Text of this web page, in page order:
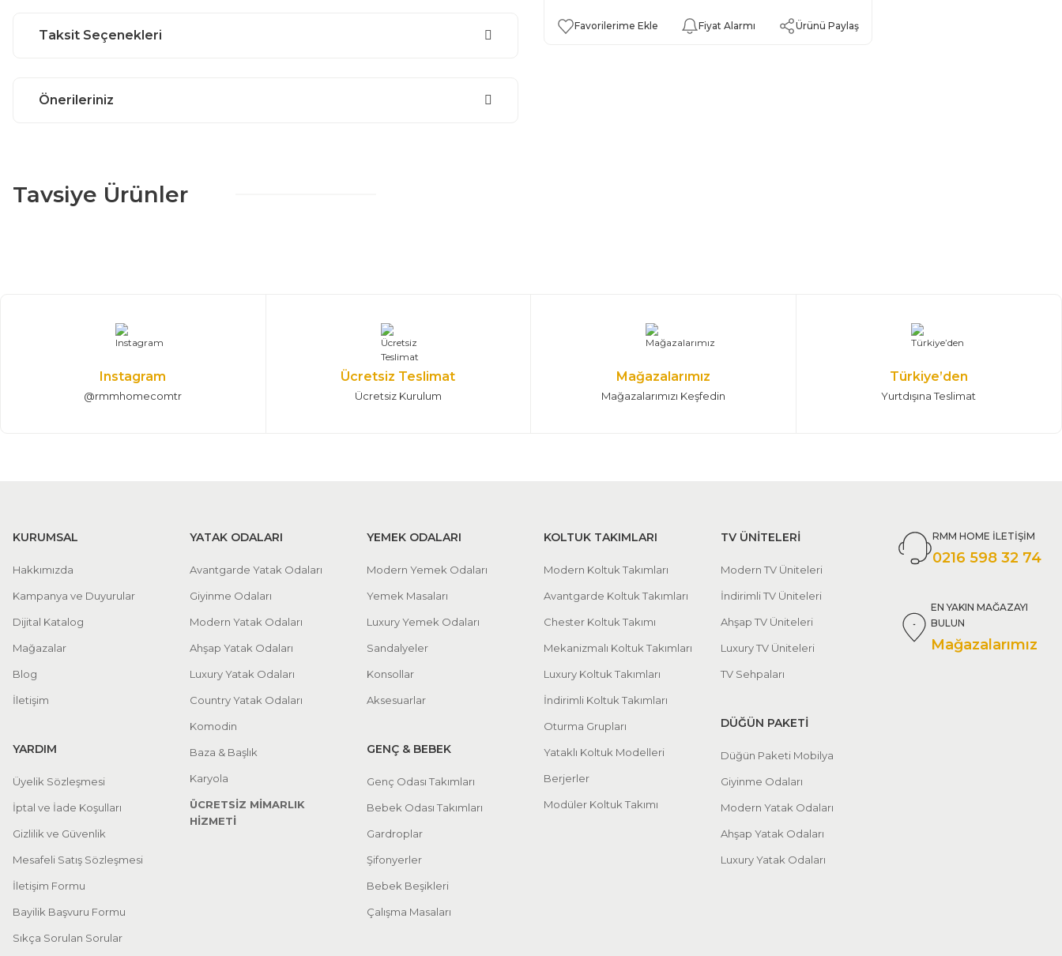
Taksit Seçenekleri
Önerileriniz
Tavsiye Ürünler
310*345 cm
Fiyat Alarmı Ürünü Paylaş
Instagram
@rmmhomecomtr
Ücretsiz Teslimat
Ücretsiz Kurulum
Mağazalarımız
Mağazalarımızı Keşfedin
Türkiye’den
Yurtdışına Teslimat
KURUMSAL
Hakkımızda
Kampanya ve Duyurular
Dijital Katalog
Mağazalar
Blog
İletişim
YARDIM
Üyelik Sözleşmesi
İptal ve İade Koşulları
Gizlilik ve Güvenlik
Mesafeli Satış Sözleşmesi
İletişim Formu
Bayilik Başvuru Formu
Sıkça Sorulan Sorular
YATAK ODALARI
Avantgarde Yatak Odaları
Giyinme Odaları
Modern Yatak Odaları
Ahşap Yatak Odaları
Luxury Yatak Odaları
Country Yatak Odaları
Komodin
Baza & Başlık
Karyola
ÜCRETSİZ MİMARLIK
HİZMETİ
YEMEK ODALARI
Modern Yemek Odaları
Yemek Masaları
Luxury Yemek Odaları
Sandalyeler
Konsollar
Aksesuarlar
GENÇ & BEBEK
Genç Odası Takımları
Bebek Odası Takımları
Gardroplar
Şifonyerler
Bebek Beşikleri
Çalışma Masaları
KOLTUK TAKIMLARI
Modern Koltuk Takımları
Avantgarde Koltuk Takımları
Chester Koltuk Takımı
Mekanizmalı Koltuk Takımları
Luxury Koltuk Takımları
İndirimli Koltuk Takımları
Oturma Grupları
Yataklı Koltuk Modelleri
Berjerler
Modüler Koltuk Takımı
TV ÜNİTELERİ
Modern TV Üniteleri
İndirimli TV Üniteleri
Ahşap TV Üniteleri
Luxury TV Üniteleri
TV Sehpaları
DÜĞÜN PAKETİ
Düğün Paketi Mobilya
Giyinme Odaları
Modern Yatak Odaları
Ahşap Yatak Odaları
Luxury Yatak Odaları
RMM HOME İLETİŞİM
0216 598 32 74
EN YAKIN MAĞAZAYI
BULUN
Mağazalarımız